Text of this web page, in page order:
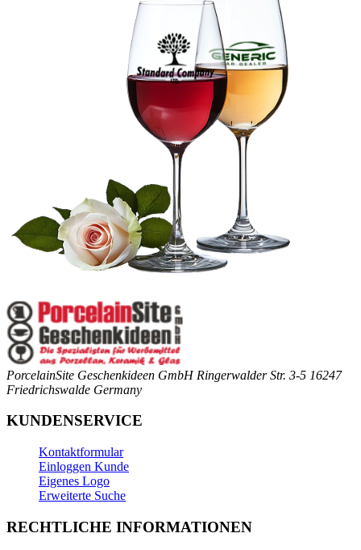
PorcelainSite Geschenkideen GmbH Ringerwalder Str. 3-5 16247
Friedrichswalde Germany
KUNDENSERVICE
Kontaktformular
Einloggen Kunde
Eigenes Logo
Erweiterte Suche
RECHTLICHE INFORMATIONEN